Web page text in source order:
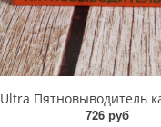
Пятновыводитель
726 руб